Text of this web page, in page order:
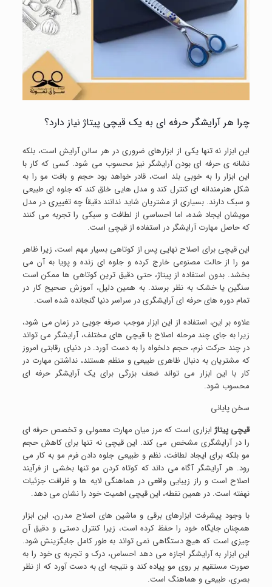
چرا هر آرایشگر حرفه ای به یک قیچی پیتاژ نیاز دارد؟
این ابزار نه تنها یکی از ابزارهای ضروری در هر سالن آرایش است، بلکه
نشانه ی حرفه ای بودن آرایشگر نیز محسوب می شود. کسی که کار با
این ابزار را به خوبی بلد است، قادر خواهد بود حجم و بافت مو را به
شکل هنرمندانه ای کنترل کند و مدل هایی خلق کند که جلوه ای طبیعی
و سبک دارند. بسیاری از مشتریان شاید ندانند دقیقاً چه تغییری در مدل
مویشان ایجاد شده، اما احساسی از لطافت و سبکی را تجربه می کنند
که حاصل مهارت آرایشگر در استفاده از قیچی است.
این قیچی برای اصلاح نهایی پس از کوتاهی بسیار مهم است، زیرا ظاهر
مو را از حالت مصنوعی خارج کرده و جلوه ای زنده و پویا به آن می
بخشد. بدون استفاده از پیتاژ، حتی دقیق ترین کوتاهی ها ممکن است
سنگین یا خشک به نظر برسند. به همین دلیل، آموزش صحیح کار در
تمام دوره های حرفه ای آرایشگری در سراسر دنیا گنجانده شده است.
علاوه بر این، استفاده از این ابزار موجب صرفه جویی در زمان می شود،
زیرا به جای چند مرحله اصلاح با قیچی های مختلف، آرایشگر می تواند
در چند حرکت نرم، حجم دلخواه را به دست آورد. در دنیای رقابتی امروز
که مشتریان به دنبال ظاهری طبیعی و منظم هستند، نداشتن مهارت در
کار با این ابزار می تواند ضعف بزرگی برای یک آرایشگر حرفه ای
محسوب شود.
سخن پایانی
قیچی پیتاژابزاری است که مرز میان مهارت معمولی و تخصص حرفه ای
را در آرایشگری مشخص می کند. این قیچی نه تنها برای کاهش حجم
مو بلکه برای ایجاد لطافت، نظم و طبیعی جلوه دادن فرم مو به کار می
رود. هر آرایشگر آگاه می داند که کوتاه کردن مو تنها بخشی از فرآیند
اصلاح است و راز زیبایی واقعی در هماهنگی لایه ها و ظرافت جزئیات
نهفته است. در همین نقطه، این قیچی اهمیت خود را نشان می دهد.
با وجود پیشرفت ابزارهای برقی و ماشین های اصلاح مدرن، این ابزار
همچنان جایگاه خود را حفظ کرده است، زیرا کنترل دستی و دقیق آن
چیزی است که هیچ دستگاهی نمی تواند به طور کامل جایگزینش شود.
این ابزار به آرایشگر اجازه می دهد احساس، درک و تجربه ی خود را به
صورت مستقیم بر روی مو پیاده کند و نتیجه ای به دست آورد که از نظر
بصری، طبیعی و هماهنگ است.